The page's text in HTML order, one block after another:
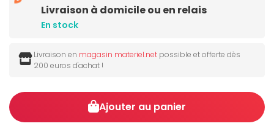
Livraison à domicile ou en relais
En stock
Livraison en magasin materiel.net possible et offerte dès
200 euros d'achat !
Ajouter au panier